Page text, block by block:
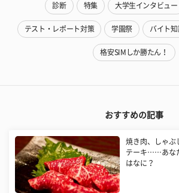
診断 特集 大学生インタビュー
テスト・レポート対策 学園祭 バイト知
格安SIMしか勝たん！
おすすめの記事
焼き肉、しゃぶ
テーキ……あな
はなに？